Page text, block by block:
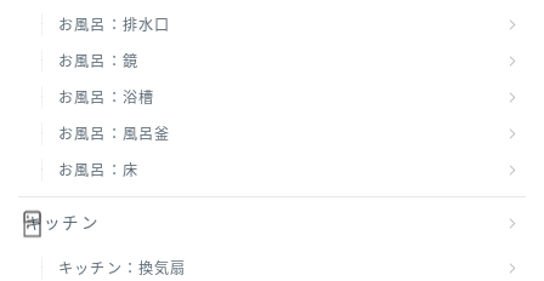
お風呂：排水口
お風呂：鏡
お風呂：浴槽
お風呂：風呂釜
お風呂：床
キッチン
キッチン：換気扇